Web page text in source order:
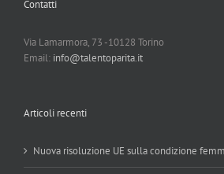
Contatti
Via Lamarmora, 73 -10128 Torino
Email: info@talentoparita.it
Articoli recenti
Nuova risoluzione UE sulla condizione